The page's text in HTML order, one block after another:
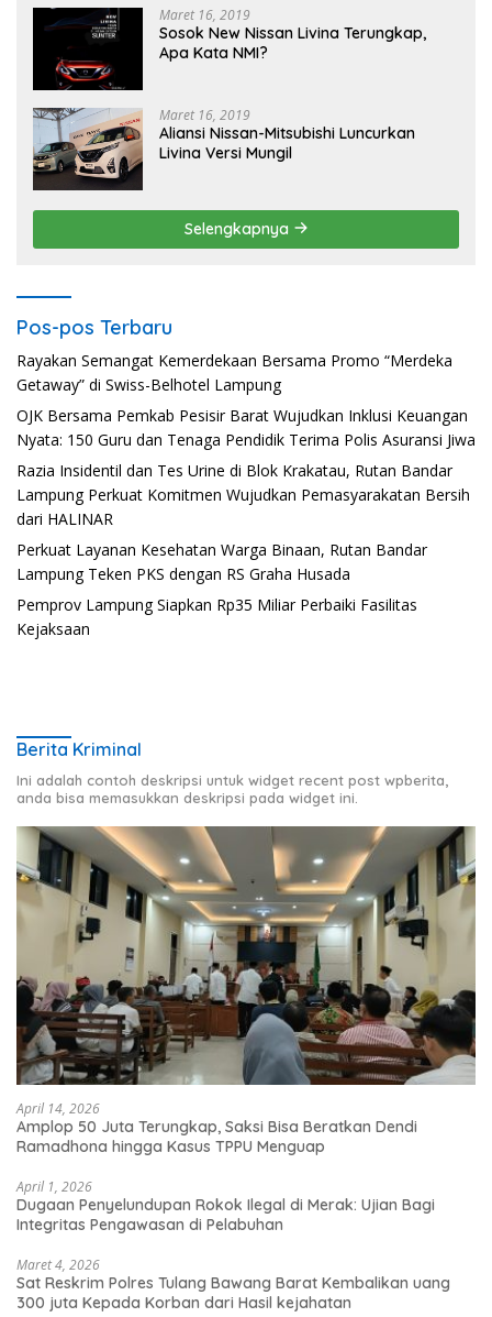
Maret 16, 2019
Sosok New Nissan Livina Terungkap,
Apa Kata NMI?
Maret 16, 2019
Aliansi Nissan-Mitsubishi Luncurkan
Livina Versi Mungil
Selengkapnya
Pos-pos Terbaru
Rayakan Semangat Kemerdekaan Bersama Promo “Merdeka
Getaway” di Swiss-Belhotel Lampung
OJK Bersama Pemkab Pesisir Barat Wujudkan Inklusi Keuangan
Nyata: 150 Guru dan Tenaga Pendidik Terima Polis Asuransi Jiwa
Razia Insidentil dan Tes Urine di Blok Krakatau, Rutan Bandar
Lampung Perkuat Komitmen Wujudkan Pemasyarakatan Bersih
dari HALINAR
Perkuat Layanan Kesehatan Warga Binaan, Rutan Bandar
Lampung Teken PKS dengan RS Graha Husada
Pemprov Lampung Siapkan Rp35 Miliar Perbaiki Fasilitas
Kejaksaan
Berita Kriminal
Ini adalah contoh deskripsi untuk widget recent post wpberita,
anda bisa memasukkan deskripsi pada widget ini.
April 14, 2026
Amplop 50 Juta Terungkap, Saksi Bisa Beratkan Dendi
Ramadhona hingga Kasus TPPU Menguap
April 1, 2026
Dugaan Penyelundupan Rokok Ilegal di Merak: Ujian Bagi
Integritas Pengawasan di Pelabuhan
Maret 4, 2026
Sat Reskrim Polres Tulang Bawang Barat Kembalikan uang
300 juta Kepada Korban dari Hasil kejahatan